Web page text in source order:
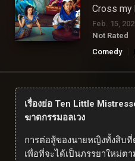
Cross my
Feb. 15,
Not Rated
Comedy
เรื่องย่อ Ten Little
ฆาตกรรมอลเวง
การต่อสู้ของนายหญิงทั้งสิบ
เพื่อที่จะได้เป็นภรรยาใหม่ต